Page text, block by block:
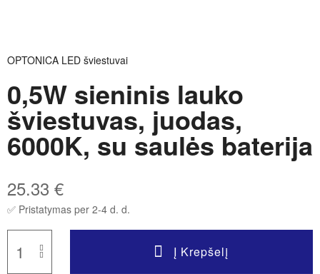
OPTONICA LED šviestuvai
0,5W sieninis lauko
šviestuvas, juodas,
6000K, su saulės baterija
25.33 €
✅ Pristatymas per 2-4 d. d.
Į Krepšelį